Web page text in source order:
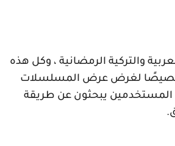
والتركية الرمضانية ، وكل هذه
1.4 ميجا بايت. تم إنشاؤه خصيصًا لغرض عرض المسلسلات
المستخدمين يبحثون عن طريقة